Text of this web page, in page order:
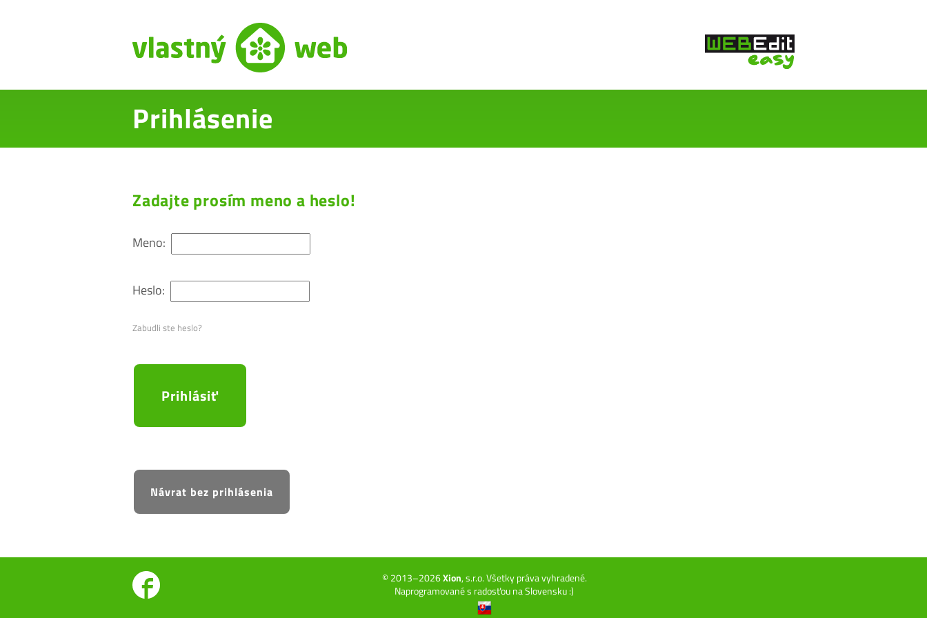
Prihlásenie
Zadajte prosím meno a heslo!
Meno:
Heslo:
Zabudli ste heslo?
© 2013–2026Xion, s.r.o. Všetky práva vyhradené.
Naprogramované s radosťou na Slovensku :)